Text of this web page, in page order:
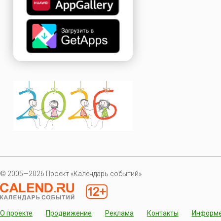
© 2005—2026 Проект «Календарь событий»
О проекте Продвижение Реклама Контакты